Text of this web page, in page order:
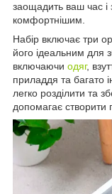
заощадить ваш час і
комфортнішим.
Набір включає три
його ідеальним для
включаючи одяг,
приладдя та багато
легко розділити та
допомагає створити